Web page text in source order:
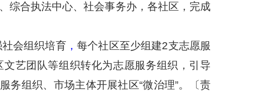
综合执法中心、社会事务办，各社区，完成
会组织培育，每个社区至少组建2支志愿服
艺团队等组织转化为志愿服务组织，引导
务组织、市场主体开展社区“微治理”。〔责